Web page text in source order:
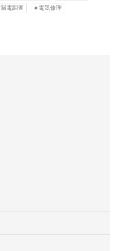
漏電調査 電気修理